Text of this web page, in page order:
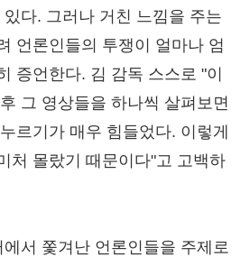
다. 그러나 거친 느낌을 주는
언론인들의 투쟁이 얼마나 엄
증언한다. 김 감독 스스로 "이
그 영상들을 하나씩 살펴보면
르기가 매우 힘들었다. 이렇게
처 몰랐기 때문이다"고 고백하
서 쫓겨난 언론인들을 주제로